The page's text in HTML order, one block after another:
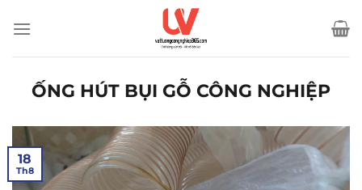
qua
ỐNG HÚT BỤI GỖ CÔNG NGHIỆP
18
Th8